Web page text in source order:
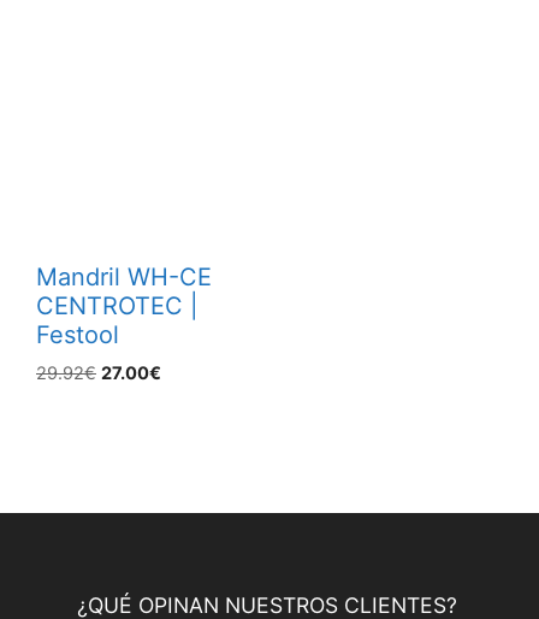
Mandril WH-CE
CENTROTEC |
Festool
29.92€ El
27.00€
¿QUÉ OPINAN NUESTROS CLIENTES?